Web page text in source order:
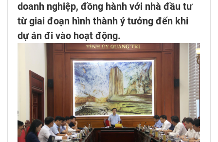
doanh nghiệp, đồng hành với nhà đầu tư
từ giai đoạn hình thành ý tưởng đến khi
dự án đi vào hoạt động.